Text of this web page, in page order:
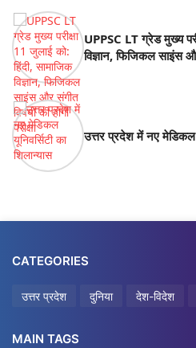
UPPSC LT ग्रेड मुख्य
विज्ञान, फिजिकल साइंस और
उत्तर प्रदेश में नए मेडिकल
CATEGORIES
उत्तर प्रदेश दुनिया देश-विदेश
MAIN TAGS